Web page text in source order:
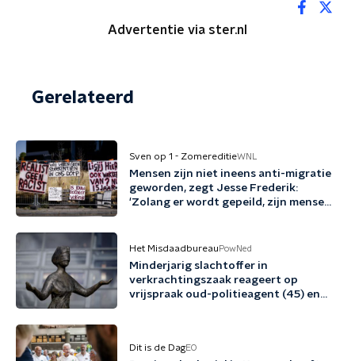
Advertentie via ster.nl
Gerelateerd
Sven op 1 - ZomereditieWNL
Mensen zijn niet ineens anti-migratie
geworden, zegt Jesse Frederik:
'Zolang er wordt gepeild, zijn mensen
Het Misdaadbureau PowNed
Minderjarig slachtoffer in
verkrachtingszaak reageert op
vrijspraak oud-politieagent (45) en
Dit is de DagEO